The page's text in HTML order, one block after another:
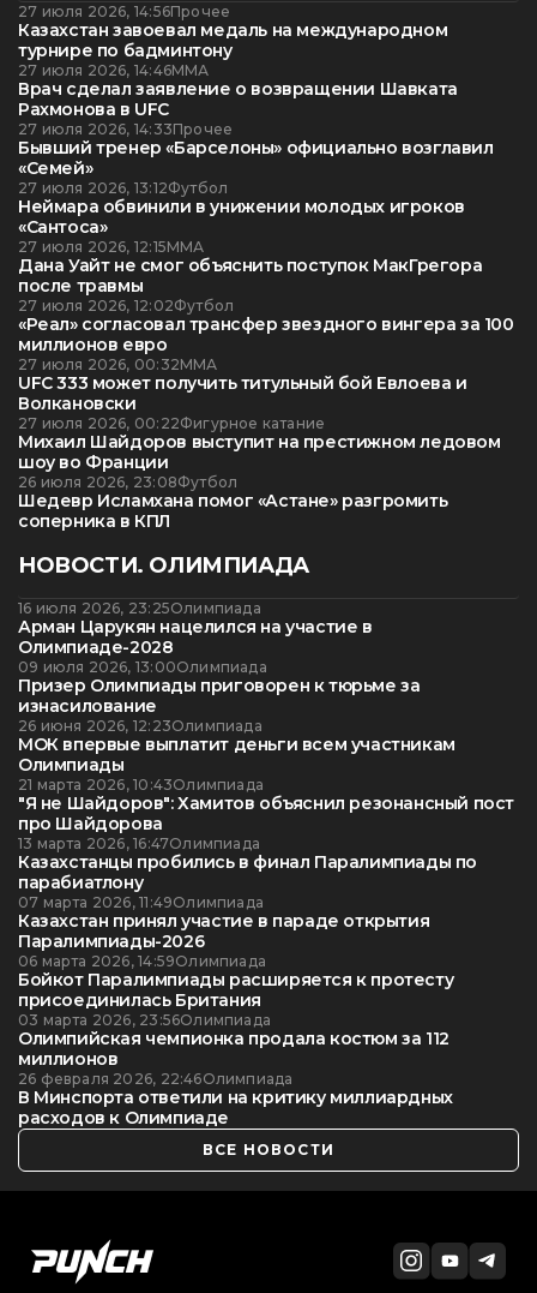
27 июля 2026, 14:56Прочее
Казахстан завоевал медаль на международном
турнире по бадминтону
27 июля 2026, 14:46ММА
Врач сделал заявление о возвращении Шавката
Рахмонова в UFC
27 июля 2026, 14:33Прочее
Бывший тренер «Барселоны» официально возглавил
«Семей»
27 июля 2026, 13:12Футбол
Неймара обвинили в унижении молодых игроков
«Сантоса»
27 июля 2026, 12:15ММА
Дана Уайт не смог объяснить поступок МакГрегора
после травмы
27 июля 2026, 12:02Футбол
«Реал» согласовал трансфер звездного вингера за 100
миллионов евро
27 июля 2026, 00:32ММА
UFC 333 может получить титульный бой Евлоева и
Волкановски
27 июля 2026, 00:22Фигурное катание
Михаил Шайдоров выступит на престижном ледовом
шоу во Франции
26 июля 2026, 23:08Футбол
Шедевр Исламхана помог «Астане» разгромить
соперника в КПЛ
НОВОСТИ. ОЛИМПИАДА
16 июля 2026, 23:25Олимпиада
Арман Царукян нацелился на участие в
Олимпиаде-2028
09 июля 2026, 13:00Олимпиада
Призер Олимпиады приговорен к тюрьме за
изнасилование
26 июня 2026, 12:23Олимпиада
МОК впервые выплатит деньги всем участникам
Олимпиады
21 марта 2026, 10:43Олимпиада
"Я не Шайдоров": Хамитов объяснил резонансный пост
про Шайдорова
13 марта 2026, 16:47Олимпиада
Казахстанцы пробились в финал Паралимпиады по
парабиатлону
07 марта 2026, 11:49Олимпиада
Казахстан принял участие в параде открытия
Паралимпиады-2026
06 марта 2026, 14:59Олимпиада
Бойкот Паралимпиады расширяется к протесту
присоединилась Британия
03 марта 2026, 23:56Олимпиада
Олимпийская чемпионка продала костюм за 112
миллионов
26 февраля 2026, 22:46Олимпиада
В Минспорта ответили на критику миллиардных
расходов к Олимпиаде
ВСЕ НОВОСТИ